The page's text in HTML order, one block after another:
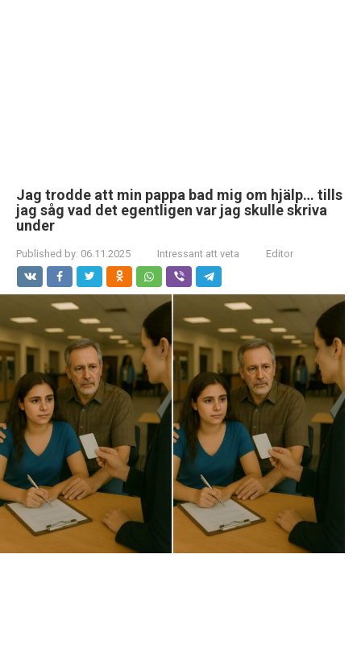
Jag trodde att min pappa bad mig om hjälp… tills
jag såg vad det egentligen var jag skulle skriva
under
Published by: 06.11.2025 Intressant att veta Editor